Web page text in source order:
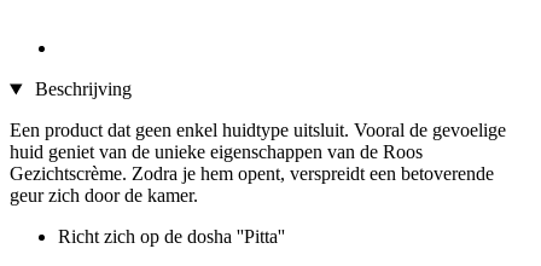
Beschrijving
Een product dat geen enkel huidtype uitsluit. Vooral de gevoelige
huid geniet van de unieke eigenschappen van de Roos
Gezichtscrème. Zodra je hem opent, verspreidt een betoverende
geur zich door de kamer.
Richt zich op de dosha ''Pitta''